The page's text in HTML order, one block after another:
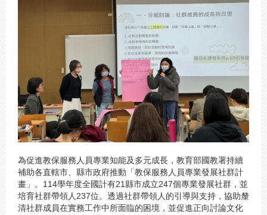
為促進教保服務人員專業知能及多元成長，教育部國教署持續
補助各直轄市、縣市政府推動「教保服務人員專業發展社群計
畫」。114學年度全國計有21縣市成立247個專業發展社群，並
培育社群帶領人237位。透過社群帶領人的引導與支持，協助釐
清社群成員在實務工作中所面臨的困境，並促進正向討論文化